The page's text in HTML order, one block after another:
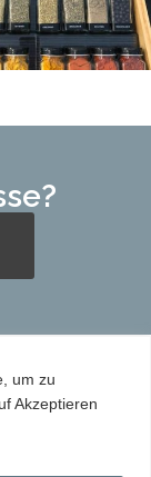
um zu
Akzeptieren